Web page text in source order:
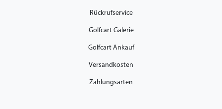
Rückrufservice
Golfcart Galerie
Golfcart Ankauf
Versandkosten
Zahlungsarten